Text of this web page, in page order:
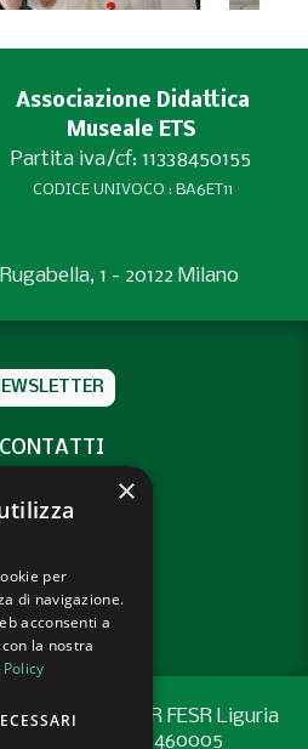
Associazione Didattica
Museale ETS
Partita iva/cf: 11338450155
CODICE UNIVOCO : BA6ET11
1 - 20122 Milano
CONTATTI
POLICY
POLICY
risorse del PR FESR Liguria
CUP: G44E24001460005
×
per
di navigazione.
acconsenti a
la nostra